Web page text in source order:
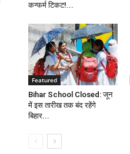
कन्फर्म टिकट!...
Featured
Bihar School Closed: जून
में इस तारीख तक बंद रहेंगे
बिहार...